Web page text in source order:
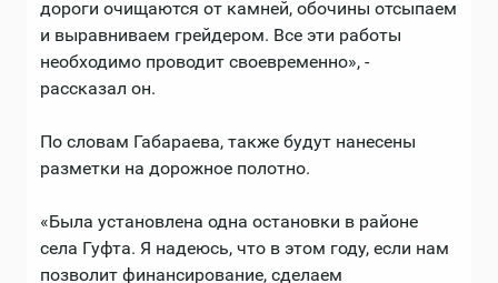
дороги очищаются от камней, обочины отсыпаем
и выравниваем грейдером. Все эти работы
необходимо проводит своевременно», -
рассказал он.
По словам Габараева, также будут нанесены
разметки на дорожное полотно.
«Была установлена одна остановки в районе
села Гуфта. Я надеюсь, что в этом году, если нам
позволит финансирование, сделаем